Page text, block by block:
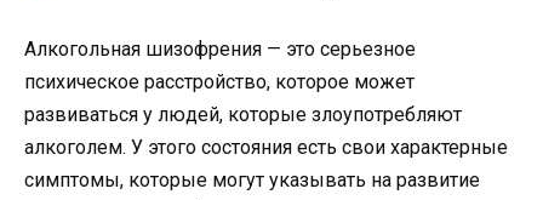
Алкогольная шизофрения — это серьезное
психическое расстройство, которое может
развиваться у людей, которые злоупотребляют
алкоголем. У этого состояния есть свои характерные
симптомы, которые могут указывать на развитие